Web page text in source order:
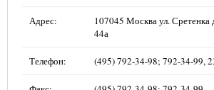
Адрес:
107045 Москва ул. Сретенка
44а
Телефон: (495) 792-34-98; 792-34-99,